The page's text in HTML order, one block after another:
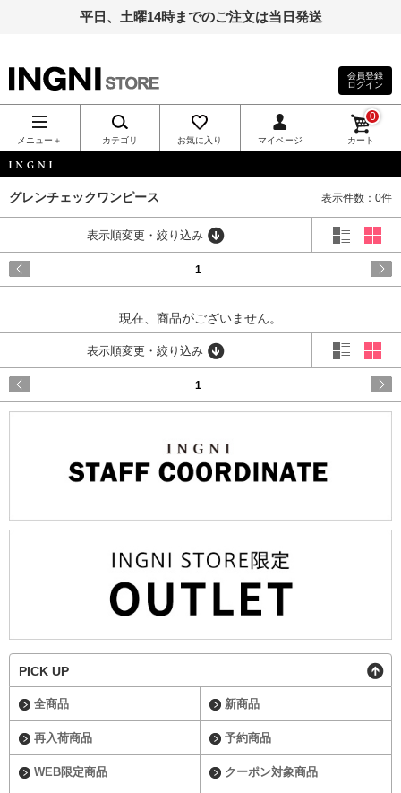
平日、土曜14時までのご注文は当日発送
INGNI（イン
グ）公式通
販｜INGNI
STORE
会員登録
ログイン
メニュー＋ カテゴリ お気に入り マイページ カート
0
グレンチェックワンピース 表示件数：0件
表示順変更・絞り込み
1
現在、商品がございません。
表示順変更・絞り込み
1
PICK UP
全商品 新商品
再入荷商品 予約商品
WEB限定商品 クーポン対象商品